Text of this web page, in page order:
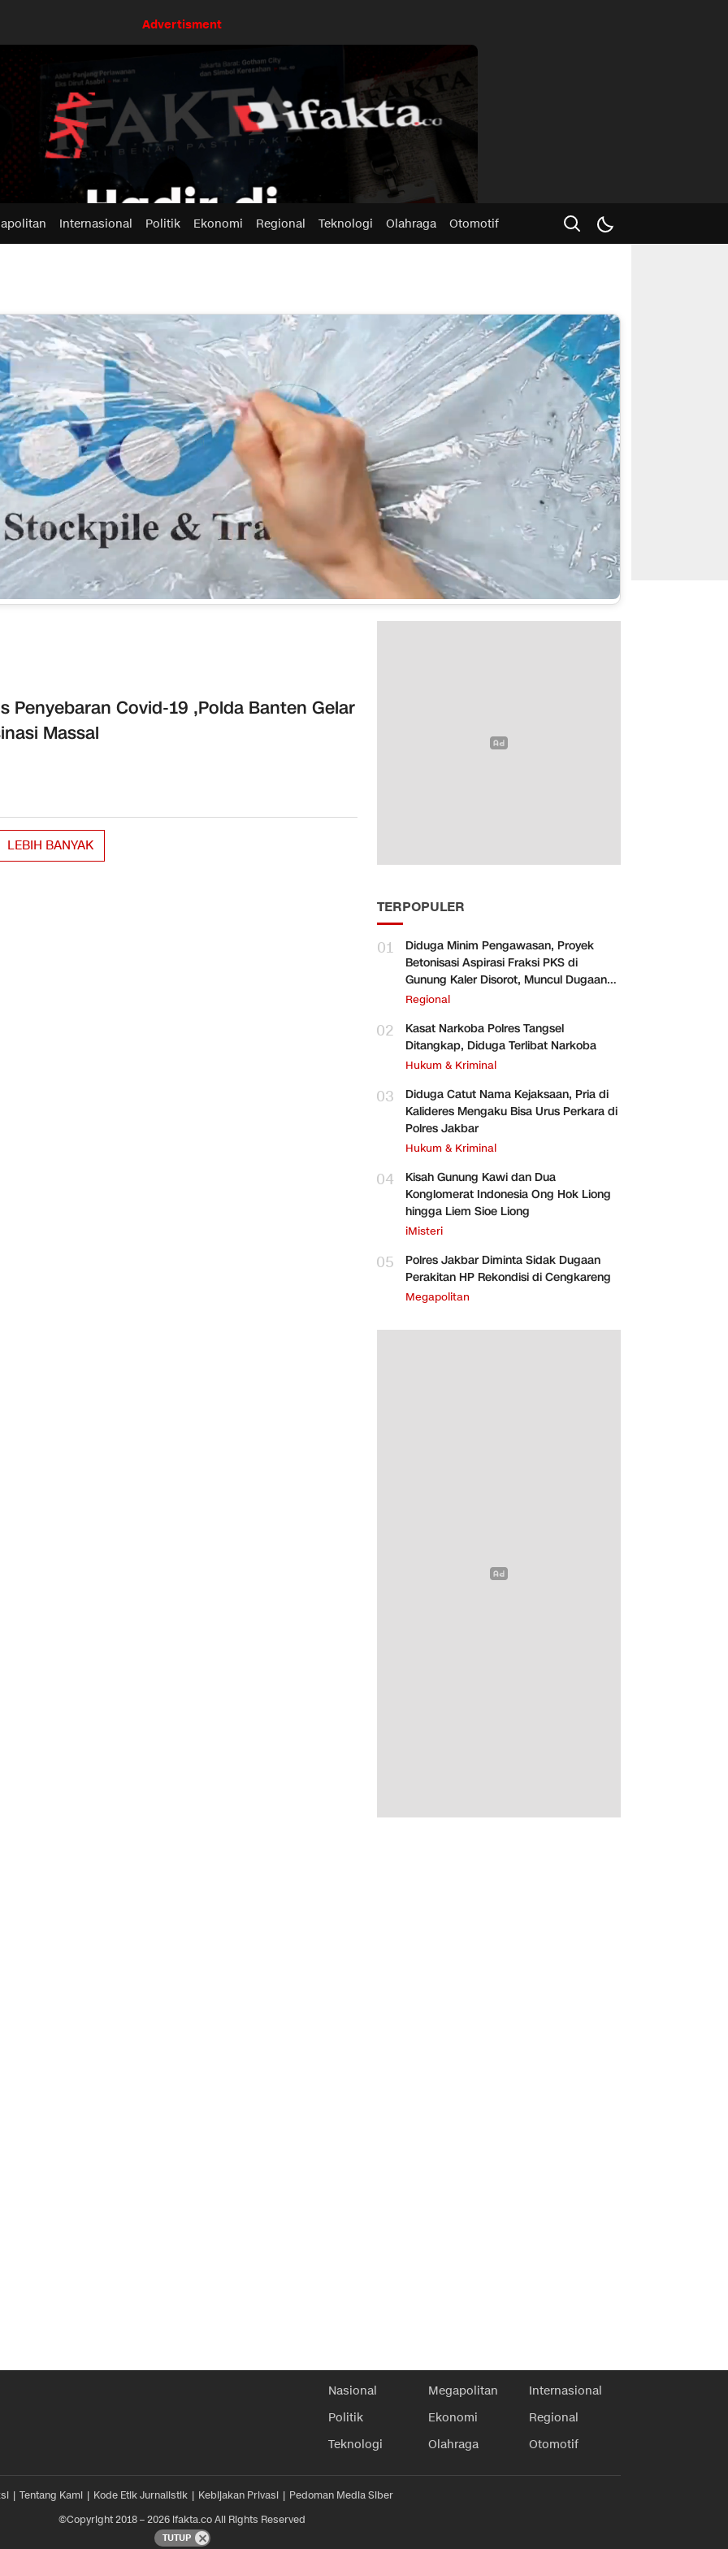
Advertisment
Internasional Politik Ekonomi Regional Teknologi Olahraga Otomotif
Penyebaran Covid-19 ,Polda Banten Gelar
Massal
LEBIH BANYAK
TERPOPULER
01
Diduga Minim Pengawasan, Proyek
Betonisasi Aspirasi Fraksi PKS di
Gunung Kaler Disorot, Muncul Dugaan
Pengurangan Volume
Regional
02
Kasat Narkoba Polres Tangsel
Ditangkap, Diduga Terlibat Narkoba
Hukum & Kriminal
03
Diduga Catut Nama Kejaksaan, Pria di
Kalideres Mengaku Bisa Urus Perkara di
Polres Jakbar
Hukum & Kriminal
04
Kisah Gunung Kawi dan Dua
Konglomerat Indonesia Ong Hok Liong
hingga Liem Sioe Liong
iMisteri
05
Polres Jakbar Diminta Sidak Dugaan
Perakitan HP Rekondisi di Cengkareng
Megapolitan
Nasional Megapolitan
Internasional
Politik
Ekonomi
Regional
Teknologi
Olahraga Otomotif
Tentang Kami Kode Etik Jurnalistik Kebijakan Privasi
Pedoman Media Siber
©Copyright 2018 – 2026 ifakta.co All Rights Reserved
TUTUP